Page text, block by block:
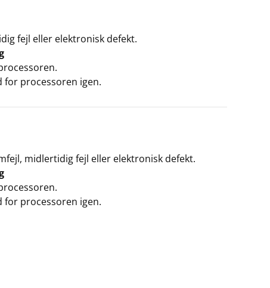
fejl eller elektronisk defekt.
for processoren igen.
midlertidig fejl eller elektronisk defekt.
for processoren igen.